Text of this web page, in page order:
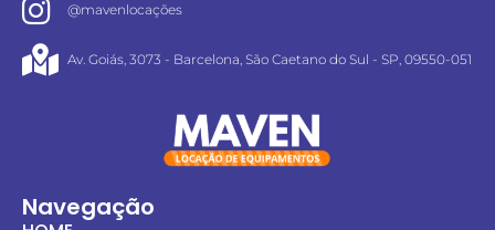
@mavenlocações
Av. Goiás, 3073 - Barcelona, São Caetano do Sul - SP, 09550-051
Navegação